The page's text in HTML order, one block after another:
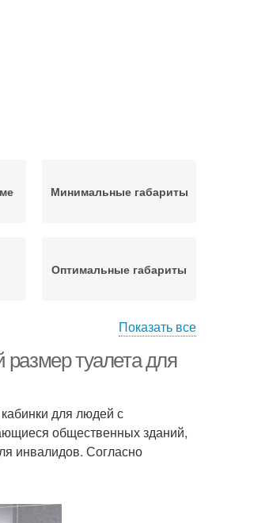
Минимальные габариты
Оптимальные габариты
Показать все
размер туалета для
для людей с
общественных зданий,
инвалидов. Согласно